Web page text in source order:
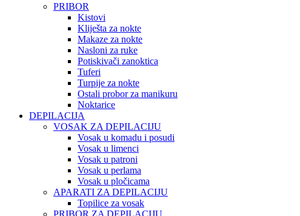
PRIBOR
Kistovi
Kliješta za nokte
Makaze za nokte
Nasloni za ruke
Potiskivači zanoktica
Tuferi
Turpije za nokte
Ostali probor za manikuru
Noktarice
DEPILACIJA
VOSAK ZA DEPILACIJU
Vosak u komadu i posudi
Vosak u limenci
Vosak u patroni
Vosak u perlama
Vosak u pločicama
APARATI ZA DEPILACIJU
Topilice za vosak
PRIBOR ZA DEPILACIJU